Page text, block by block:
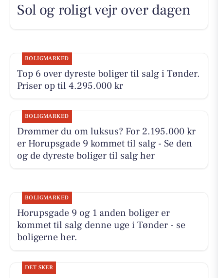
Sol og roligt vejr over dagen
BOLIGMARKED
Top 6 over dyreste boliger til salg i Tønder.
Priser op til 4.295.000 kr
BOLIGMARKED
Drømmer du om luksus? For 2.195.000 kr
er Horupsgade 9 kommet til salg - Se den
og de dyreste boliger til salg her
BOLIGMARKED
Horupsgade 9 og 1 anden boliger er
kommet til salg denne uge i Tønder - se
boligerne her.
DET SKER